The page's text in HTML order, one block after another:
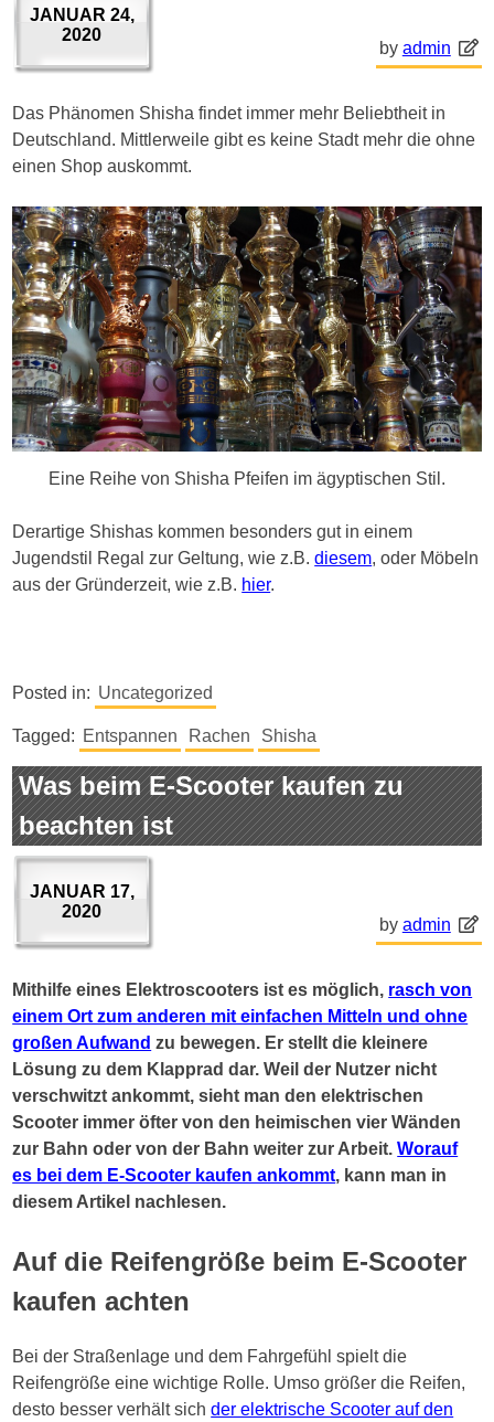
JANUAR 24,
2020
by admin
Das Phänomen Shisha findet immer mehr Beliebtheit in
Deutschland. Mittlerweile gibt es keine Stadt mehr die ohne
einen Shop auskommt.
Eine Reihe von Shisha Pfeifen im ägyptischen Stil.
Derartige Shishas kommen besonders gut in einem
Jugendstil Regal zur Geltung, wie z.B.diesem, oder Möbeln
aus der Gründerzeit, wie z.B. hier.
Posted in: Uncategorized
Tagged: Entspannen Rachen Shisha
Was beim E-Scooter kaufen zu
beachten ist
JANUAR 17,
2020
by admin
Mithilfe eines Elektroscooters ist es möglich, rasch von
einem Ort zum anderen mit einfachen Mitteln und ohne
großen Aufwand zu bewegen. Er stellt die kleinere
Lösung zu dem Klapprad dar. Weil der Nutzer nicht
verschwitzt ankommt, sieht man den elektrischen
Scooter immer öfter von den heimischen vier Wänden
zur Bahn oder von der Bahn weiter zur Arbeit.Worauf
es bei dem E-Scooter kaufen ankommt, kann man in
diesem Artikel nachlesen.
Auf die Reifengröße beim E-Scooter
kaufen achten
Bei der Straßenlage und dem Fahrgefühl spielt die
Reifengröße eine wichtige Rolle. Umso größer die Reifen,
desto besser verhält sichder elektrische Scooter auf den